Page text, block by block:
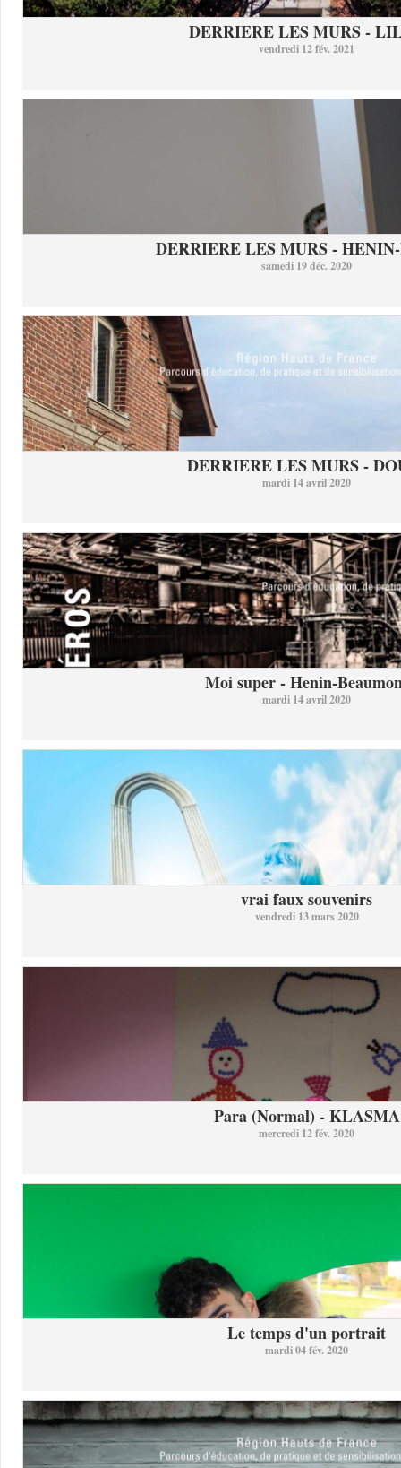
DERRIERE LES MURS -
vendredi 12 fév. 2021
DERRIERE LES MURS -
samedi 19 déc. 2020
DERRIERE LES MURS -
mardi 14 avril 2020
Moi super - Henin-
mardi 14 avril 2020
vrai faux souvenirs
vendredi 13 mars 2020
Para (Normal) - KLASMA
mercredi 12 fév. 2020
Le temps d'un portrait
mardi 04 fév. 2020